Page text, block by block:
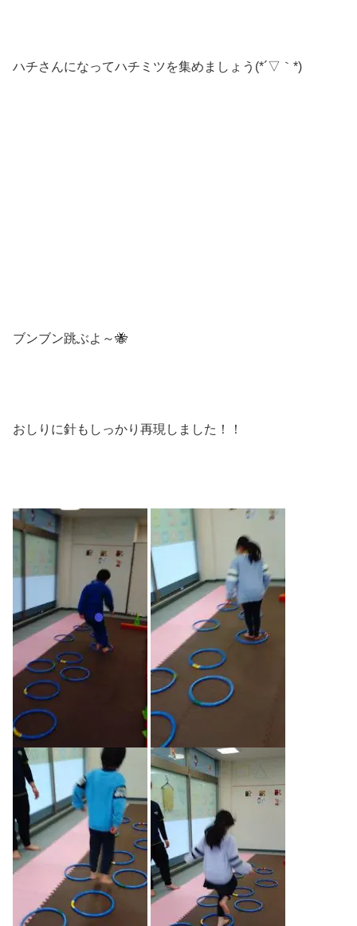
ハチさんになってハチミツを集めましょう(*´▽｀*)
ブンブン跳ぶよ～🐝
おしりに針もしっかり再現しました！！